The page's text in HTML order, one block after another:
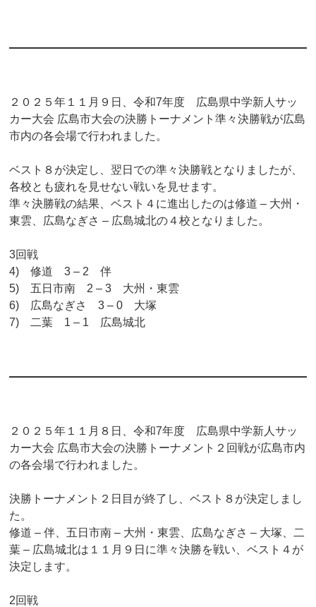
２０２５年１１月９日、令和7年度 広島県中学新人サッ
カー大会 広島市大会の決勝トーナメント準々決勝戦が広島
市内の各会場で行われました。
ベスト８が決定し、翌日での準々決勝戦となりましたが、
各校とも疲れを見せない戦いを見せます。
準々決勝戦の結果、ベスト４に進出したのは修道 – 大州・
東雲、広島なぎさ – 広島城北の４校となりました。
3回戦
4) 修道 3 – 2 伴
5) 五日市南 2 – 3 大州・東雲
6) 広島なぎさ 3 – 0 大塚
7) 二葉 1 – 1 広島城北
２０２５年１１月８日、令和7年度 広島県中学新人サッ
カー大会 広島市大会の決勝トーナメント２回戦が広島市内
の各会場で行われました。
決勝トーナメント２日目が終了し、ベスト８が決定しまし
た。
修道 – 伴、五日市南 – 大州・東雲、広島なぎさ – 大塚、二
葉 – 広島城北は１１月９日に準々決勝を戦い、ベスト４が
決定します。
2回戦